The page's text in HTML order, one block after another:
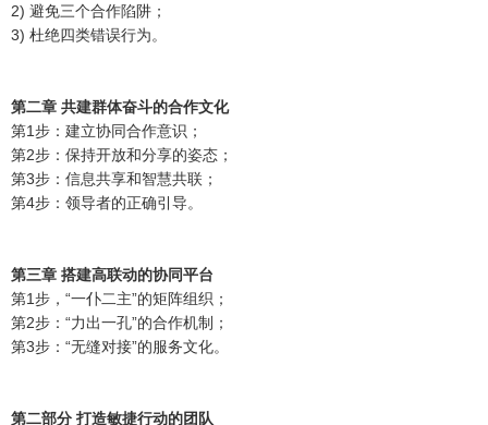
2) 避免三个合作陷阱；
3) 杜绝四类错误行为。
第二章 共建群体奋斗的合作文化
第1步：建立协同合作意识；
第2步：保持开放和分享的姿态；
第3步：信息共享和智慧共联；
第4步：领导者的正确引导。
第三章 搭建高联动的协同平台
第1步，“一仆二主”的矩阵组织；
第2步：“力出一孔”的合作机制；
第3步：“无缝对接”的服务文化。
第二部分 打造敏捷行动的团队